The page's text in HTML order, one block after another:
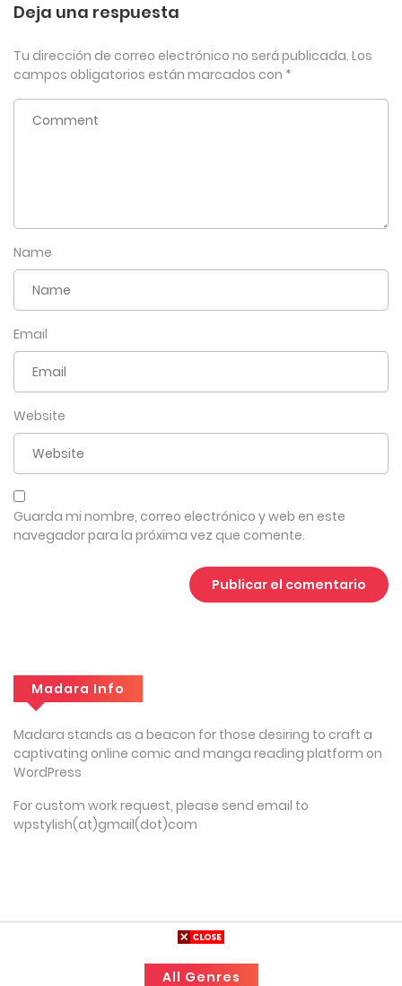
Deja una respuesta
Tu dirección de correo electrónico no será publicada. Los
campos obligatorios están marcados con *
Name
Email
Website
Guarda mi nombre, correo electrónico y web en este
navegador para la próxima vez que comente.
Madara Info
Madara stands as a beacon for those desiring to craft a
captivating online comic and manga reading platform on
WordPress
For custom work request, please send email to
wpstylish(at)gmail(dot)com
All Genres